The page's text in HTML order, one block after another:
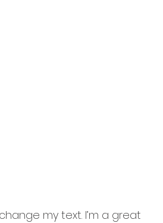
my text. I’m a great